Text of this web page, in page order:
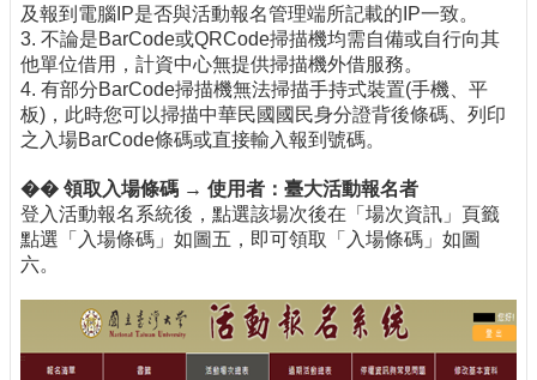
及報到電腦IP是否與活動報名管理端所記載的IP一致。
3. 不論是BarCode或QRCode掃描機均需自備或自行向其
他單位借用，計資中心無提供掃描機外借服務。
4. 有部分BarCode掃描機無法掃描手持式裝置(手機、平
板)，此時您可以掃描中華民國國民身分證背後條碼、列印
之入場BarCode條碼或直接輸入報到號碼。
�� 領取入場條碼 → 使用者：臺大活動報名者
登入活動報名系統後，點選該場次後在「場次資訊」頁籤
點選「入場條碼」如圖五，即可領取「入場條碼」如圖
六。